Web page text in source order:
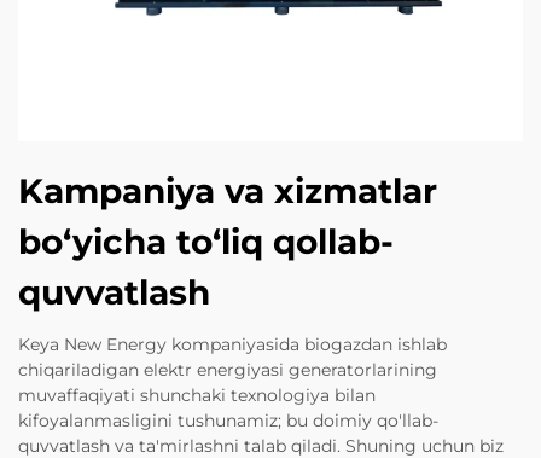
Kampaniya va xizmatlar
bo‘yicha to‘liq qollab-
quvvatlash
Keya New Energy kompaniyasida biogazdan ishlab
chiqariladigan elektr energiyasi generatorlarining
muvaffaqiyati shunchaki texnologiya bilan
kifoyalanmasligini tushunamiz; bu doimiy qo'llab-
quvvatlash va ta'mirlashni talab qiladi. Shuning uchun biz